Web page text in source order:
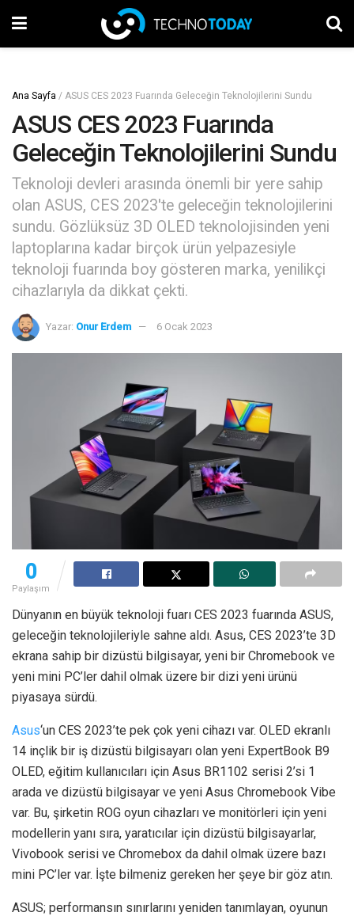
Ana Sayfa / ASUS CES 2023 Fuarında Geleceğin Teknolojilerini Sundu
ASUS CES 2023 Fuarında
Geleceğin Teknolojilerini Sundu
Teknoloji devleri arasında önemli bir yere sahip
olan ASUS, CES 2023'te geleceğin teknolojilerini
sundu. Gözlüksüz 3D OLED teknolojisinden yeni
laptoplarına kadar birçok ürün yelpazesiyle
teknoloji fuarında boy gösteren marka, yenilikçi
cihazlarıyla da dikkat çekti.
Yazar: Onur Erdem 6 Ocak 2023
0
Paylaşım
Dünyanın en büyük teknoloji fuarı CES 2023 fuarında ASUS,
geleceğin teknolojileriyle sahne aldı. Asus, CES 2023’te 3D
ekrana sahip bir dizüstü bilgisayar, yeni bir Chromebook ve
yeni mini PC’ler dahil olmak üzere bir dizi yeni ürünü
piyasaya sürdü.
Asus‘un CES 2023’te pek çok yeni cihazı var. OLED ekranlı
14 inçlik bir iş dizüstü bilgisayarı olan yeni ExpertBook B9
OLED, eğitim kullanıcıları için Asus BR1102 serisi 2’si 1
arada ve dizüstü bilgisayar ve yeni Asus Chromebook Vibe
var. Bu, şirketin ROG oyun cihazları ve monitörleri için yeni
modellerin yanı sıra, yaratıcılar için dizüstü bilgisayarlar,
Vivobook serisi ve Chromebox da dahil olmak üzere bazı
mini PC’ler var. İşte bilmeniz gereken her şeye bir göz atın.
ASUS; performansın sınırlarını yeniden tanımlayan, oyunun